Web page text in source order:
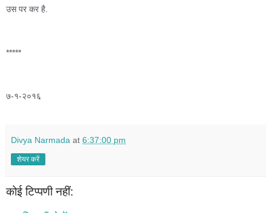
उस पर कर है.
*****
७-१-२०१६
Divya Narmada at 6:37:00 pm
शेयर करें
कोई टिप्पणी नहीं: